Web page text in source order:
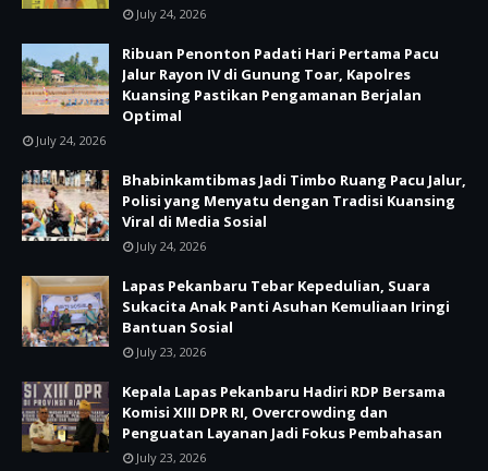
July 24, 2026
Ribuan Penonton Padati Hari Pertama Pacu
Jalur Rayon IV di Gunung Toar, Kapolres
Kuansing Pastikan Pengamanan Berjalan
Optimal
July 24, 2026
Bhabinkamtibmas Jadi Timbo Ruang Pacu Jalur,
Polisi yang Menyatu dengan Tradisi Kuansing
Viral di Media Sosial
July 24, 2026
Lapas Pekanbaru Tebar Kepedulian, Suara
Sukacita Anak Panti Asuhan Kemuliaan Iringi
Bantuan Sosial
July 23, 2026
Kepala Lapas Pekanbaru Hadiri RDP Bersama
Komisi XIII DPR RI, Overcrowding dan
Penguatan Layanan Jadi Fokus Pembahasan
July 23, 2026